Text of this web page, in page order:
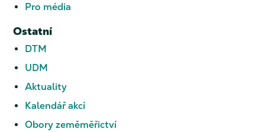
Pro média
Ostatní
DTM
UDM
Aktuality
Kalendář akcí
Obory zeměměřictví